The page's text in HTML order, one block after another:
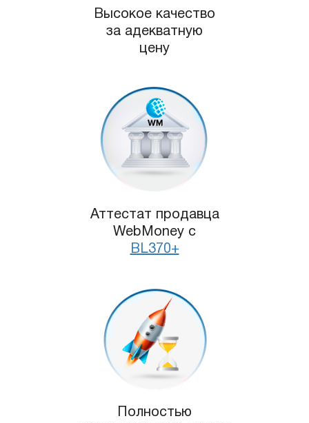
Высокое качество
за адекватную
цену
Аттестат продавца
WebMoney с
BL370+
Полностью